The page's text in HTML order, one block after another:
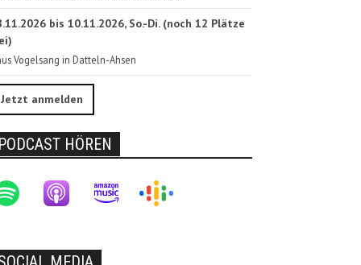
bis 10.11.2026, So.-Di. (noch 12 Plätze
Vogelsang in Datteln-Ahsen
Jetzt anmelden
PODCAST HÖREN